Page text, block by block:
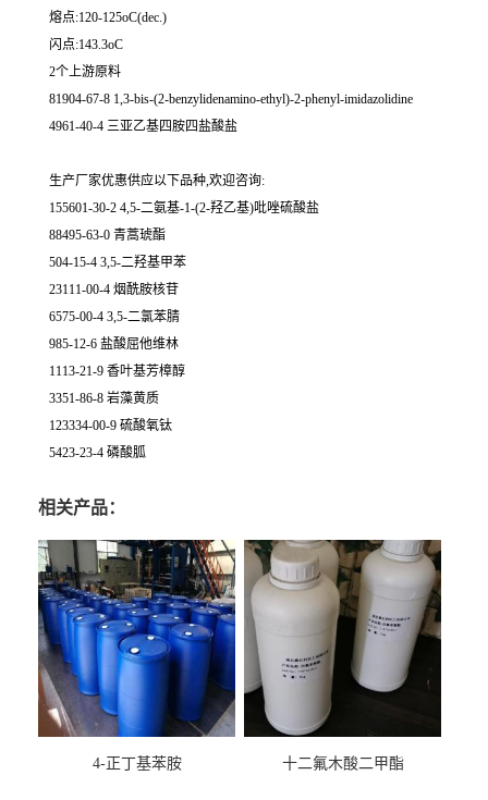
熔点:120-125oC(dec.)
闪点:143.3oC
2个上游原料
81904-67-8 1,3-bis-(2-benzylidenamino-ethyl)-2-phenyl-imidazolidine
4961-40-4 三亚乙基四胺四盐酸盐
生产厂家优惠供应以下品种,欢迎咨询:
155601-30-2 4,5-二氨基-1-(2-羟乙基)吡唑硫酸盐
88495-63-0 青蒿琥酯
504-15-4 3,5-二羟基甲苯
23111-00-4 烟酰胺核苷
6575-00-4 3,5-二氯苯腈
985-12-6 盐酸屈他维林
1113-21-9 香叶基芳樟醇
3351-86-8 岩藻黄质
123334-00-9 硫酸氧钛
5423-23-4 磷酸胍
相关产品：
4-正丁基苯胺 十二氟木酸二甲酯